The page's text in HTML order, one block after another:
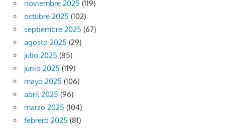
noviembre 2025 (119)
octubre 2025 (102)
septiembre 2025 (67)
agosto 2025 (29)
julio 2025 (85)
junio 2025 (119)
mayo 2025 (106)
abril 2025 (96)
marzo 2025 (104)
febrero 2025 (81)